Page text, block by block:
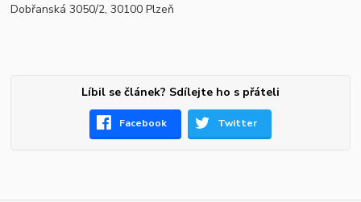
Dobřanská 3050/2, 30100 Plzeň
Líbil se článek? Sdílejte ho s přáteli
Facebook Twitter